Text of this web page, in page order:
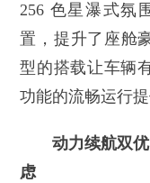
256 色星瀑式氛
置，提升了座舱
型的搭载让车辆
功能的流畅运行
动力续航双
虑